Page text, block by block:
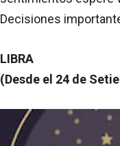
Decisiones
LIBRA
(Desde el 24 de